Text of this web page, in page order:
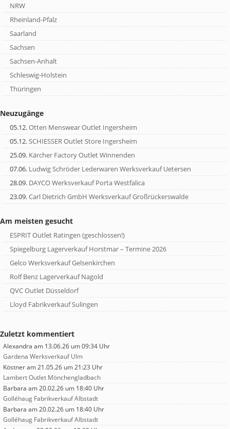
NRW
Rheinland-Pfalz
Saarland
Sachsen
Sachsen-Anhalt
Schleswig-Holstein
Thüringen
Neuzugänge
05.12.Otten Menswear Outlet Ingersheim
05.12.SCHIESSER Outlet Store Ingersheim
25.09. Kärcher Factory Outlet Winnenden
07.06. Ludwig Schröder Lederwaren Werksverkauf Uetersen
28.09. DAYCO Werksverkauf Porta Westfalica
23.09.Carl Dietrich GmbH Werksverkauf Großrückerswalde
Am meisten gesucht
ESPRIT Outlet Ratingen (geschlossen!)
Spiegelburg Lagerverkauf Horstmar – Termine 2026
Gelco Werksverkauf Gelsenkirchen
Rolf Benz Lagerverkauf Nagold
QVC Outlet Düsseldorf
Lloyd Fabrikverkauf Sulingen
Zuletzt kommentiert
Alexandra am 13.06.26 um 09:34 Uhr
Gardena Werksverkauf Ulm
Köstneram 21.05.26 um 21:23 Uhr
Lambert Outlet Mönchengladbach
Barbara am 20.02.26 um 18:40 Uhr
Golléhaug Fabrikverkauf Albstadt
Barbara am 20.02.26 um 18:40 Uhr
Golléhaug Fabrikverkauf Albstadt